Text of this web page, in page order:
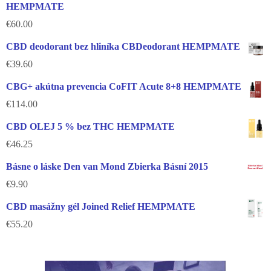
HEMPMATE
€60.00
CBD deodorant bez hliníka CBDeodorant HEMPMATE
€39.60
CBG+ akútna prevencia CoFIT Acute 8+8 HEMPMATE
€114.00
CBD OLEJ 5 % bez THC HEMPMATE
€46.25
Básne o láske Den van Mond Zbierka Básní 2015
€9.90
CBD masážny gél Joined Relief HEMPMATE
€55.20